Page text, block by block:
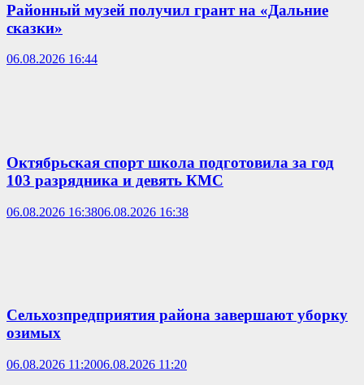
Районный музей получил грант на «Дальние
сказки»
06.08.2026 16:44
Октябрьская спорт школа подготовила за год
103 разрядника и девять КМС
06.08.2026 16:3806.08.2026 16:38
Сельхозпредприятия района завершают уборку
озимых
06.08.2026 11:2006.08.2026 11:20